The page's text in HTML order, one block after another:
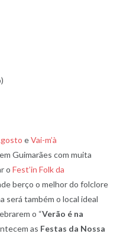
eVai-m’à
Guimarães com muita
o Fest’in Folk da
berço o melhor do folclore
será também o local ideal
o “Verão é na
as Festas da Nossa